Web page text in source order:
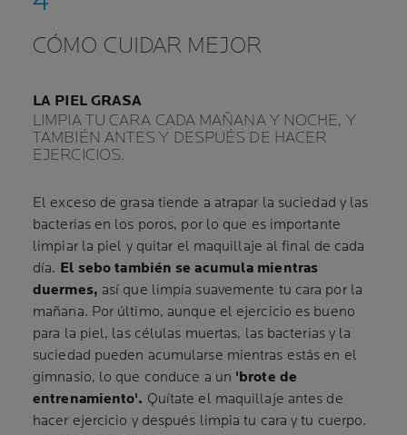
CÓMO CUIDAR MEJOR
LA PIEL GRASA
LIMPIA TU CARA CADA MAÑANA Y NOCHE, Y
TAMBIÉN ANTES Y DESPUÉS DE HACER
EJERCICIOS.
El exceso de grasa tiende a atrapar la suciedad y las
bacterias en los poros, por lo que es importante
limpiar la piel y quitar el maquillaje al final de cada
día. El sebo también se acumula mientras
duermes, así que limpia suavemente tu cara por la
mañana. Por último, aunque el ejercicio es bueno
para la piel, las células muertas, las bacterias y la
suciedad pueden acumularse mientras estás en el
gimnasio, lo que conduce a un 'brote de
entrenamiento'. Quítate el maquillaje antes de
hacer ejercicio y después limpia tu cara y tu cuerpo.